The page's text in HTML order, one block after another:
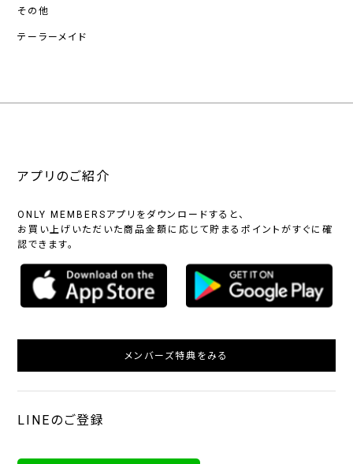
その他
テーラーメイド
アプリのご紹介
ONLY MEMBERSアプリをダウンロードすると、
お買い上げいただいた商品金額に応じて貯まるポイントがすぐに確
認できます。
メンバーズ特典をみる
LINEのご登録